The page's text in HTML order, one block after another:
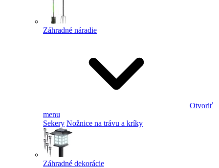
Záhradné náradie
Otvoriť
menu
Sekery Nožnice na trávu a kríky
Záhradné dekorácie